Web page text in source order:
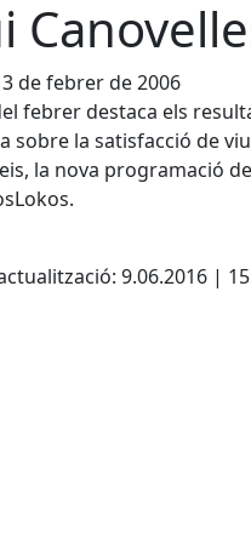
de febrer de 2006
febrer destaca els
sobre la satisfacció de
la nova programació
9.06.2016 |